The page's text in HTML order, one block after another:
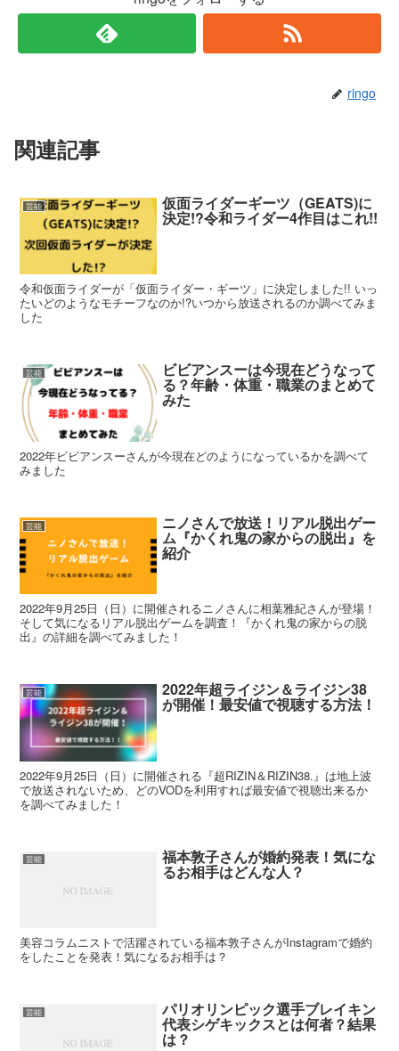
ringo
関連記事
芸能 仮面ライダーギーツ（GEATS)に
決定!?令和ライダー4作目はこれ!!
令和仮面ライダーが「仮面ライダー・ギーツ」に決定しました!! いっ
たいどのようなモチーフなのか!?いつから放送されるのか調べてみま
した
芸能 ビビアンスーは今現在どうなって
る？年齢・体重・職業のまとめて
みた
2022年ビビアンスーさんが今現在どのようになっているかを調べて
みました
芸能 ニノさんで放送！リアル脱出ゲー
ム『かくれ鬼の家からの脱出』を
紹介
2022年9月25日（日）に開催されるニノさんに相葉雅紀さんが登場！
そして気になるリアル脱出ゲームを調査！『かくれ鬼の家からの脱
出』の詳細を調べてみました！
芸能 2022年超ライジン＆ライジン38
が開催！最安値で視聴する方法！
2022年9月25日（日）に開催される『超RIZIN＆RIZIN38.』は地上波
で放送されないため、どのVODを利用すれば最安値で視聴出来るか
を調べてみました！
芸能 福本敦子さんが婚約発表！気にな
るお相手はどんな人？
美容コラムニストで活躍されている福本敦子さんがInstagramで婚約
をしたことを発表！気になるお相手は？
芸能 パリオリンピック選手ブレイキン
代表シゲキックスとは何者？結果
は？